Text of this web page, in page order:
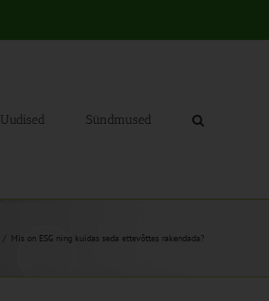
Uudised Sündmused
Mis on ESG ning kuidas seda ettevõttes rakendada?